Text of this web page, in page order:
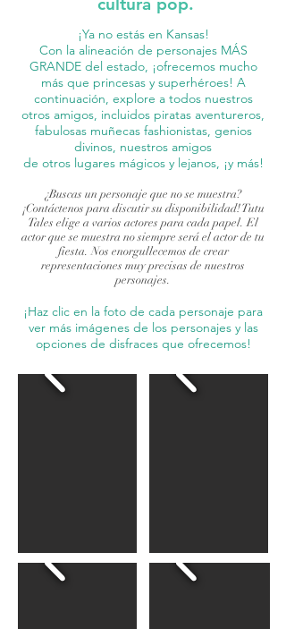
¡Ya no estás en Kansas!
Con la alineación de personajes MÁS
GRANDE del estado, ¡ofrecemos mucho
más que princesas y superhéroes! A
continuación, explore a todos nuestros
otros amigos, incluidos piratas aventureros,
fabulosas muñecas fashionistas, genios
divinos, nuestros amigos
de otros lugares mágicos y lejanos, ¡y más!
¿Buscas un personaje que no se muestra?
¡Contáctenos para discutir su disponibilidad! Tutu
Tales elige a varios actores para cada papel. El
actor que se muestra no siempre será el actor de tu
fiesta. Nos enorgullecemos de crear
representaciones muy precisas de nuestros
personajes.
¡Haz clic en la foto de cada personaje para
ver más imágenes de los personajes y las
opciones de disfraces que ofrecemos!